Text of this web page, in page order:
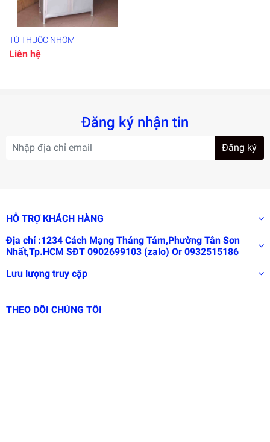
TỦ THUỐC NHÔM
Liên hệ
Đăng ký nhận tin
Đăng ký
HỖ TRỢ KHÁCH HÀNG
Địa chỉ :1234 Cách Mạng Tháng Tám,Phường Tân Sơn
Nhất,Tp.HCM SĐT 0902699103 (zalo) Or 0932515186
Lưu lượng truy cập
THEO DÕI CHÚNG TÔI